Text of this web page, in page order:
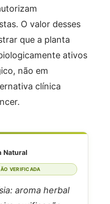
O valor desses
que a planta
ativos
não em
clínica
Natural
VERIFICADA
aroma herbal